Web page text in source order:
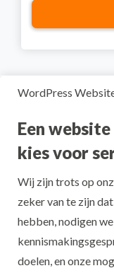
WordPress
Een
kies voor
Wij zijn trots op
zeker van te zijn
hebben, nodigen
doelen, en onze